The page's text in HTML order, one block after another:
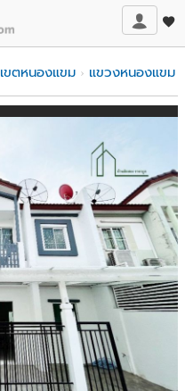
เขตหนองแขม แขวงหนองแขม